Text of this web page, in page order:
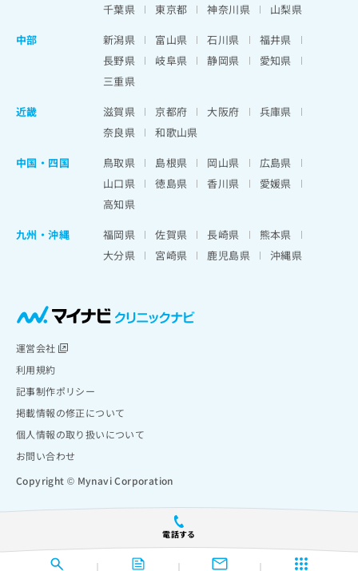
電話する
千葉県
東京都 神奈川県
山梨県
中部
新潟県 富山県 石川県
福井県
長野県
岐阜県 静岡県
愛知県
三重県
近畿
滋賀県 京都府 大阪府
兵庫県
奈良県
和歌山県
中国・四国
鳥取県 島根県 岡山県
広島県
山口県
徳島県 香川県
愛媛県
高知県
九州・沖縄
福岡県 佐賀県 長崎県
熊本県
大分県
宮崎県 鹿児島県 沖縄県
運営会社
利用規約
記事制作ポリシー
掲載情報の修正について
個人情報の取り扱いについて
お問い合わせ
Copyright © Mynavi Corporation